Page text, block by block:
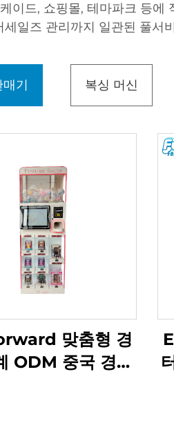
이드, 쇼핑몰, 테마파크 등
일즈 관리까지 일관된 풀
기 복싱 머신
맞춤형 경
ODM 중국 경품